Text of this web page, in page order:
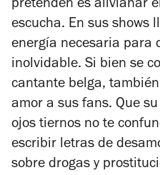
pretenden es alivianar
escucha. En sus shows
energía necesaria para
inolvidable. Si bien se
cantante belga,
amor a sus fans. Que
ojos tiernos no te
escribir letras de
sobre drogas y